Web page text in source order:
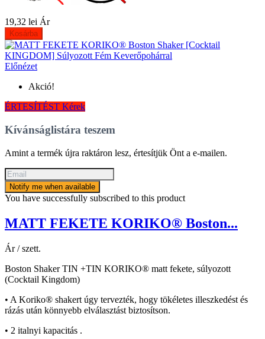
19,32 lei Ár
Kosárba
Előnézet
Akció!
ÉRTESÍTÉST Kérek
Kívánságlistára teszem
Amint a termék újra raktáron lesz, értesítjük Önt a e-mailen.
Notify me when available
You have successfully subscribed to this product
MATT FEKETE KORIKO® Boston...
Ár / szett.
Boston Shaker TIN +TIN KORIKO® matt fekete, súlyozott
(Cocktail Kingdom)
• A Koriko® shakert úgy tervezték, hogy tökéletes illeszkedést és
rázás után könnyebb elválasztást biztosítson.
• 2 italnyi kapacitás .